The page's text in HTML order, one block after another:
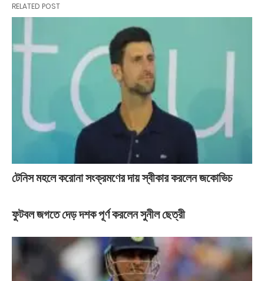
RELATED POST
টেনিস মহলে করোনা সংক্রমণের দায় স্বীকার করলেন জকোভিচ
ফুটবল জগতে দেড় দশক পূর্ণ করলেন সুনীল ছেত্রী